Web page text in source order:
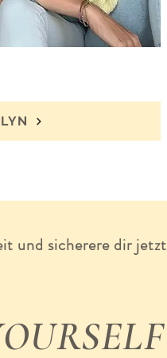
und sicherere dir jetzt